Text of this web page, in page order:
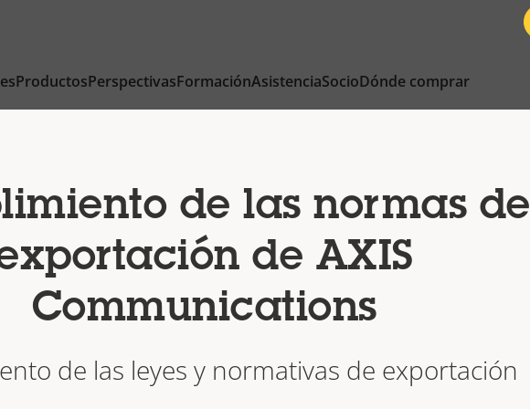
ProductosPerspectivasFormaciónAsistenciaSocioDónde comprar
de las normas de
de AXIS
Communications
de las leyes y normativas de exportación